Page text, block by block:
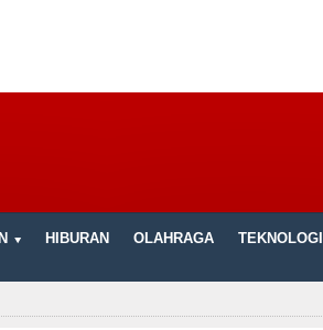
HIBURAN OLAHRAGA TEKNOLOGI